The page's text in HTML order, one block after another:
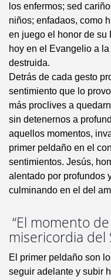
los enfermos; sed
niños; enfadaos, como
en juego el honor de su
hoy en el Evangelio a
destruida.
Detrás de cada gesto
sentimiento que lo
más proclives a
sin detenernos a
aquellos momentos,
primer peldaño en el
sentimientos. Jesús,
alentado por profundos
culminando en el del
“El momento
misericordia del
El primer peldaño son
seguir adelante y subir